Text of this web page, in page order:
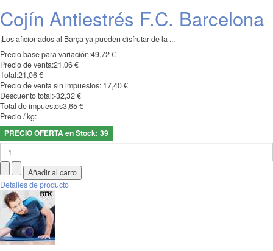
Cojín Antiestrés F.C. Barcelona
¡Los aficionados al Barça ya pueden disfrutar de la ...
Precio base para variación:49,72 €
Precio de venta:21,06 €
Total:21,06 €
Precio de venta sin impuestos: 17,40 €
Descuento total:-32,32 €
Total de impuestos3,65 €
Precio / kg:
PRECIO OFERTA en Stock: 39
Detalles de producto